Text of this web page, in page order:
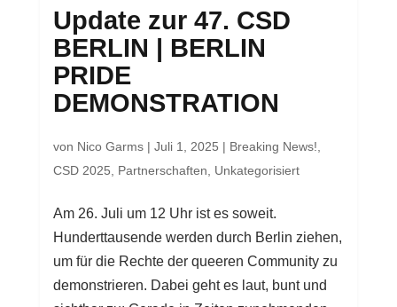
Update zur 47. CSD
BERLIN | BERLIN
PRIDE
DEMONSTRATION
von Nico Garms| Juli 1, 2025 | Breaking News!
CSD 2025
Partnerschaften Unkategorisiert
Am 26. Juli um 12 Uhr ist es soweit.
Hunderttausende werden durch Berlin ziehen,
um für die Rechte der queeren Community zu
demonstrieren. Dabei geht es laut, bunt und